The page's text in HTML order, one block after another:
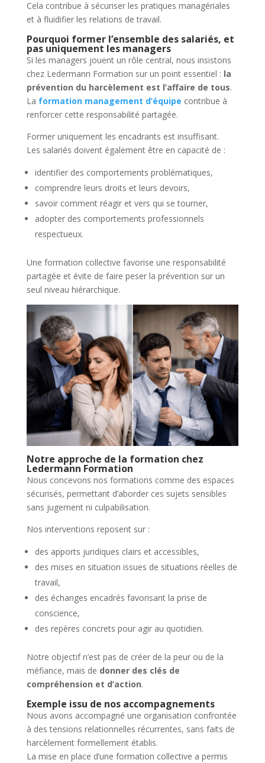
Cela contribue à sécuriser les pratiques managériales
et à fluidifier les relations de travail.
Pourquoi former l’ensemble des salariés, et
pas uniquement les managers
Si les managers jouent un rôle central, nous insistons
chez Ledermann Formation sur un point essentiel : la
prévention du harcèlement est l’affaire de tous.
La formation management d’équipe contribue à
renforcer cette responsabilité partagée.
Former uniquement les encadrants est insuffisant.
Les salariés doivent également être en capacité de :
identifier des comportements problématiques,
comprendre leurs droits et leurs devoirs,
savoir comment réagir et vers qui se tourner,
adopter des comportements professionnels
respectueux.
Une formation collective favorise une responsabilité
partagée et évite de faire peser la prévention sur un
seul niveau hiérarchique.
Notre approche de la formation chez
Ledermann Formation
Nous concevons nos formations comme des espaces
sécurisés, permettant d’aborder ces sujets sensibles
sans jugement ni culpabilisation.
Nos interventions reposent sur :
des apports juridiques clairs et accessibles,
des mises en situation issues de situations réelles de
travail,
des échanges encadrés favorisant la prise de
conscience,
des repères concrets pour agir au quotidien.
Notre objectif n’est pas de créer de la peur ou de la
méfiance, mais de donner des clés de
compréhension et d’action.
Exemple issu de nos accompagnements
Nous avons accompagné une organisation confrontée
à des tensions relationnelles récurrentes, sans faits de
harcèlement formellement établis.
La mise en place d’une formation collective a permis